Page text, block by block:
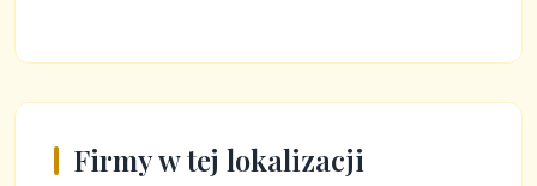
Firmy w tej lokalizacji